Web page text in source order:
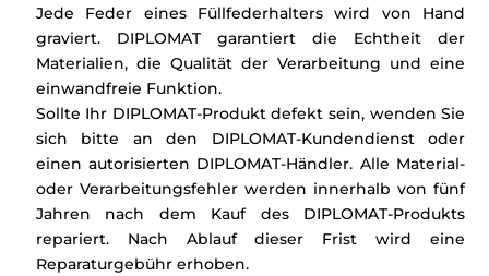
Jede Feder eines Füllfederhalters wird von Hand
graviert. DIPLOMAT garantiert die Echtheit der
Materialien, die Qualität der Verarbeitung und eine
einwandfreie Funktion.
Sollte Ihr DIPLOMAT-Produkt defekt sein, wenden Sie
sich bitte an den DIPLOMAT-Kundendienst oder
einen autorisierten DIPLOMAT-Händler. Alle Material-
oder Verarbeitungsfehler werden innerhalb von fünf
Jahren nach dem Kauf des DIPLOMAT-Produkts
repariert. Nach Ablauf dieser Frist wird eine
Reparaturgebühr erhoben.